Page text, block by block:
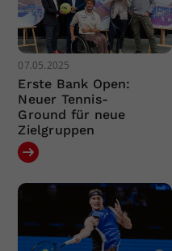
07.05.2025
Erste Bank Open:
Neuer Tennis-
Ground für neue
Zielgruppen